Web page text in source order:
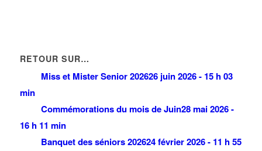
RETOUR SUR…
Miss et Mister Senior 202626 juin 2026 - 15 h 03
min
Commémorations du mois de Juin28 mai 2026 -
16 h 11 min
Banquet des séniors 202624 février 2026 - 11 h 55